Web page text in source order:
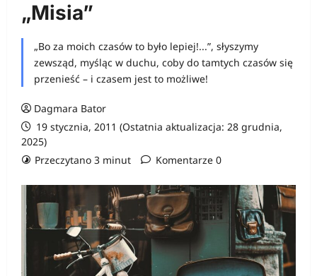
„Misia”
„Bo za moich czasów to było lepiej!...”, słyszymy
zewsząd, myśląc w duchu, coby do tamtych czasów się
przenieść – i czasem jest to możliwe!
Dagmara Bator
19 stycznia, 2011 (Ostatnia aktualizacja: 28 grudnia,
2025)
Przeczytano 3 minut
Komentarze 0